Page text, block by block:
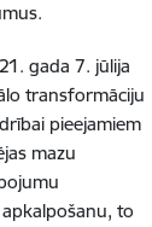
gada 7. jūlija
transformāciju
pieejamiem
mazu
to